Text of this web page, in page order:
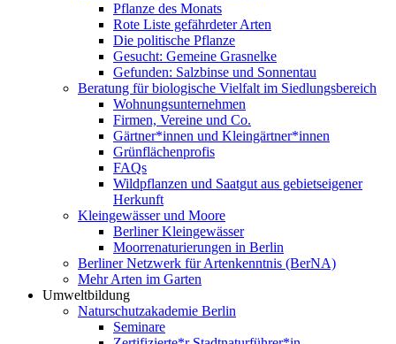
Pflanze des Monats
Rote Liste gefährdeter Arten
Die politische Pflanze
Gesucht: Gemeine Grasnelke
Gefunden: Salzbinse und Sonnentau
Beratung für biologische Vielfalt im Siedlungsbereich
Wohnungsunternehmen
Firmen, Vereine und Co.
Gärtner*innen und Kleingärtner*innen
Grünflächenprofis
FAQs
Wildpflanzen und Saatgut aus gebietseigener
Herkunft
Kleingewässer und Moore
Berliner Kleingewässer
Moorrenaturierungen in Berlin
Berliner Netzwerk für Artenkenntnis (BerNA)
Mehr Arten im Garten
Umweltbildung
Naturschutzakademie Berlin
Seminare